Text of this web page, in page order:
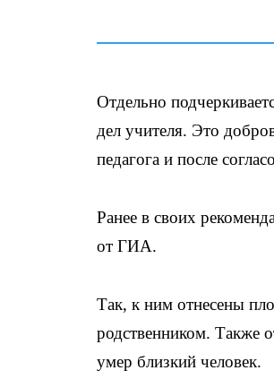
Отдельно
дел учителя. Это
педагога и после
Ранее в своих
от ГИА.
Так, к ним отнесены
родственником. Также
умер близкий человек.